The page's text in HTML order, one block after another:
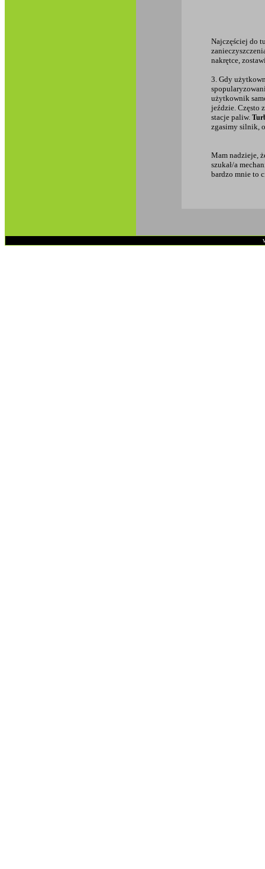
Najczęściej do
nakrętce,
3. Gdy
użytkownik
jeździe. Często
stacje paliw.
zgasimy silnik,
Mam nadzieje,
szukał/a
bardzo mnie to